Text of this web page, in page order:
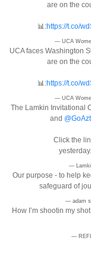
are on the
📊:https://t.co/
— UCA
UCA faces Washington
are on the
📊:https://t.co/
— UCA
The Lamkin Invitational
and
Click the
yesterday.
—
Our purpose - to help
safeguard of
— adam
How I’m shootin my
—